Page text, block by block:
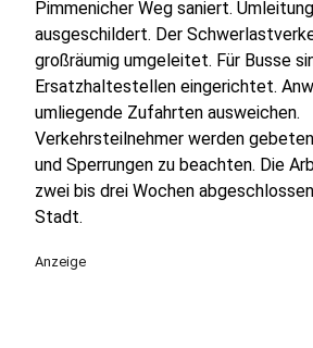
Pimmenicher Weg saniert.
ausgeschildert. Der
großräumig umgeleitet. Für Busse
Ersatzhaltestellen eingerichtet.
umliegende Zufahrten ausweichen.
Verkehrsteilnehmer werden
und Sperrungen zu beachten. Die
zwei bis drei Wochen
Stadt.
Anzeige